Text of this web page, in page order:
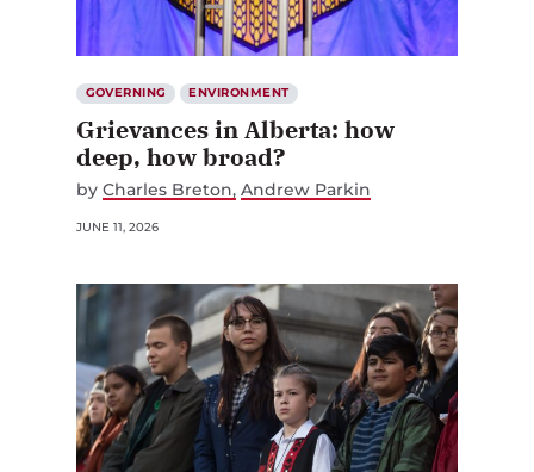
GOVERNING ENVIRONMENT
Grievances in Alberta: how
deep, how broad?
by Charles Breton Andrew Parkin
JUNE 11, 2026